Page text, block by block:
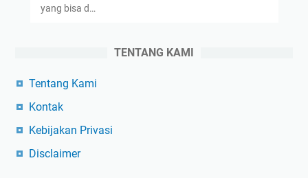
yang bisa d…
TENTANG KAMI
Tentang Kami
Kontak
Kebijakan Privasi
Disclaimer